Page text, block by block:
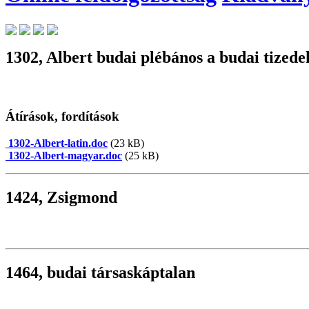
1302, Albert budai plébános a budai
Átírások, fordítások
1302-Albert-latin.doc (23 kB)
1302-Albert-magyar.doc (25 kB)
1424, Zsigmond
1464, budai társaskáptalan